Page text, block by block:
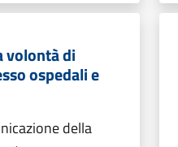
volontà di
ospedali e
della